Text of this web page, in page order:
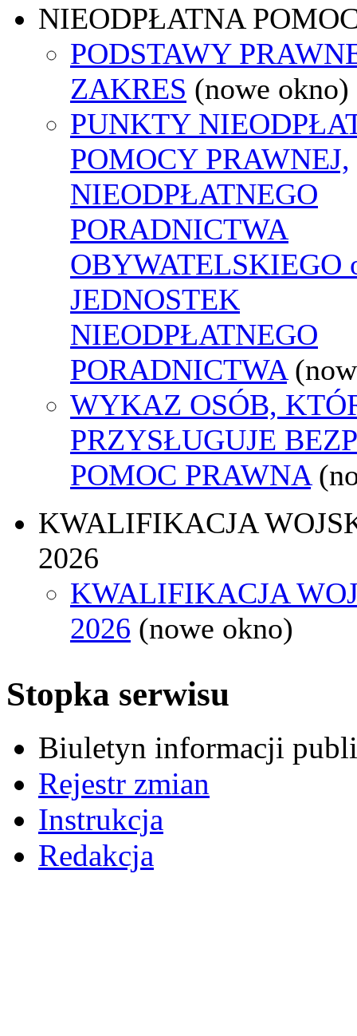
NIEODPŁATNA
PODSTAWY
ZAKRES (nowe okno)
PUNKTY
POMOCY PRAWNEJ,
NIEODPŁATNEGO
PORADNICTWA
OBYWATELSKIEGO
JEDNOSTEK
NIEODPŁATNEGO
PORADNICTWA
WYKAZ OSÓB,
PRZYSŁUGUJE
POMOC PRAWNA
KWALIFIKACJA
2026
KWALIFIKACJA
2026 (nowe okno)
Stopka serwisu
Biuletyn informacji
Rejestr zmian
Instrukcja
Redakcja